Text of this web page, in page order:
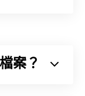
MPEG 檔案
案？